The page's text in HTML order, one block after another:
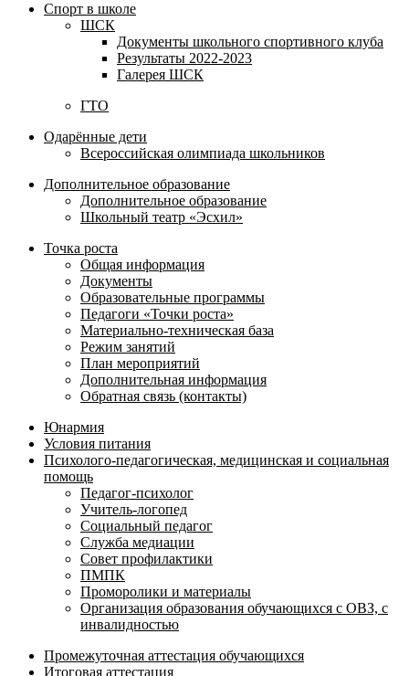
Спорт в школе
ШСК
Документы школьного спортивного клуба
Результаты 2022-2023
Галерея ШСК
ГТО
Одарённые дети
Всероссийская олимпиада школьников
Дополнительное образование
Дополнительное образование
Школьный театр «Эсхил»
Точка роста
Общая информация
Документы
Образовательные программы
Педагоги «Точки роста»
Материально-техническая база
Режим занятий
План мероприятий
Дополнительная информация
Обратная связь (контакты)
Юнармия
Условия питания
Психолого-педагогическая, медицинская и социальная
помощь
Педагог-психолог
Учитель-логопед
Социальный педагог
Служба медиации
Совет профилактики
ПМПК
Проморолики и материалы
Организация образования обучающихся с ОВЗ, с
инвалидностью
Промежуточная аттестация обучающихся
Итоговая аттестация